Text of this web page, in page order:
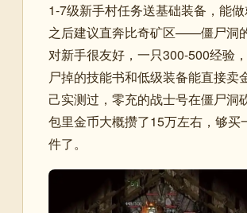
1-7级新手村任务送基础装备，能
之后建议直奔比奇矿区——僵尸洞
对新手很友好，一只300-500经验
尸掉的技能书和低级装备能直接卖
己实测过，零充的战士号在僵尸洞
包里金币大概攒了15万左右，够买
件了。